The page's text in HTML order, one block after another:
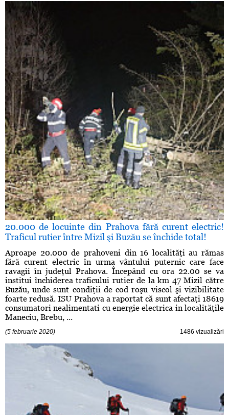
20.000 de locuinte din Prahova fără curent electric!
Traficul rutier între Mizil şi Buzău se închide total!
Aproape 20.000 de prahoveni din 16 localităţi au rămas
fără curent electric în urma vântului puternic care face
ravagii în judeţul Prahova. Începând cu ora 22.00 se va
institui închiderea traficului rutier de la km 47 Mizil către
Buzău, unde sunt condiţii de cod roşu viscol şi vizibilitate
foarte redusă. ISU Prahova a raportat că sunt afectaţi 18619
consumatori nealimentati cu energie electrica in localităţile
Maneciu, Brebu, ...
(5 februarie 2020) 1486 vizualizări